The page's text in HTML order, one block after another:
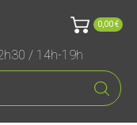
0,00 €
/ 14h-19h